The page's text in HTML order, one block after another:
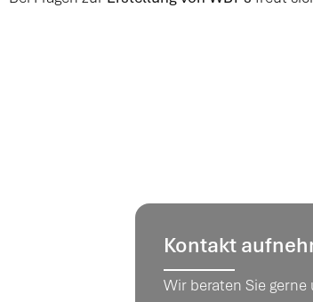
Kontakt
Wir beraten Sie